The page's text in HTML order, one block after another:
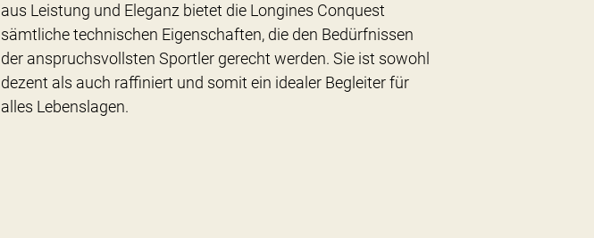
aus Leistung und Eleganz bietet die Longines Conquest
sämtliche technischen Eigenschaften, die den Bedürfnissen
der anspruchsvollsten Sportler gerecht werden. Sie ist sowohl
dezent als auch raffiniert und somit ein idealer Begleiter für
alles Lebenslagen.